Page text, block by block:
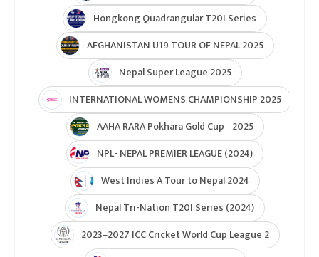
Hongkong Quadrangular T20I Series
AFGHANISTAN U19 TOUR OF NEPAL 2025
Nepal Super League 2025
INTERNATIONAL WOMENS CHAMPIONSHIP 2025
AAHA RARA Pokhara Gold Cup 2025
NPL- NEPAL PREMIER LEAGUE (2024)
West Indies A Tour to Nepal 2024
Nepal Tri-Nation T20I Series (2024)
2023–2027 ICC Cricket World Cup League 2